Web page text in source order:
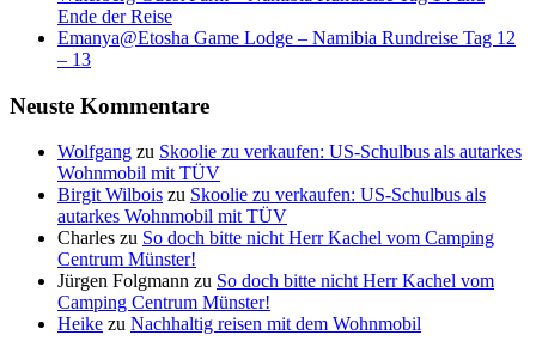
Ende der Reise
Emanya@Etosha Game Lodge – Namibia Rundreise Tag 12
– 13
Neuste Kommentare
Wolfgang zu Skoolie zu verkaufen: US-Schulbus als autarkes
Wohnmobil mit TÜV
Birgit Wilbois zu Skoolie zu verkaufen: US-Schulbus als
autarkes Wohnmobil mit TÜV
Charles zu So doch bitte nicht Herr Kachel vom Camping
Centrum Münster!
Jürgen Folgmann zu So doch bitte nicht Herr Kachel vom
Camping Centrum Münster!
Heike zu Nachhaltig reisen mit dem Wohnmobil